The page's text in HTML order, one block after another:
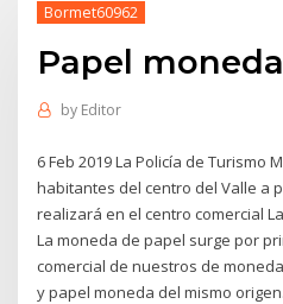
Bormet60962
Papel
by Editor
6 Feb 2019 La Policía de Turismo
habitantes del centro del Valle a
realizará en el centro comercial La
La moneda de papel surge por
comercial de nuestros de
y papel moneda del mismo